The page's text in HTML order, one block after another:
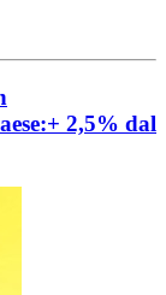
2,5% dal